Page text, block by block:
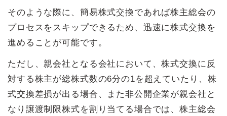
そのような際に、簡易株式交換であれば株主総会の
プロセスをスキップできるため、迅速に株式交換を
進めることが可能です。
ただし、親会社となる会社において、株式交換に反
対する株主が総株式数の6分の1を超えていたり、株
式交換差損が出る場合、また非公開企業が親会社と
なり譲渡制限株式を割り当てる場合では、株主総会